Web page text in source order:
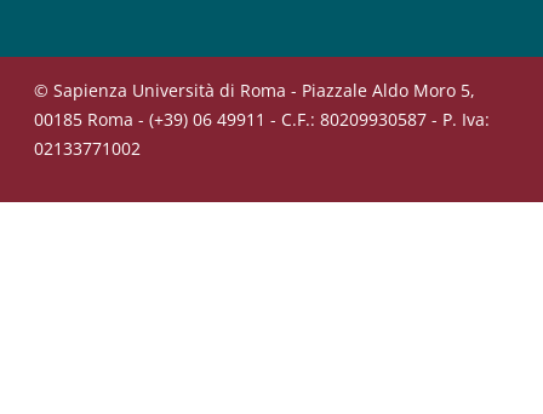
© Sapienza Università di Roma - Piazzale Aldo Moro 5,
00185 Roma - (+39) 06 49911 - C.F.: 80209930587 - P. Iva:
02133771002